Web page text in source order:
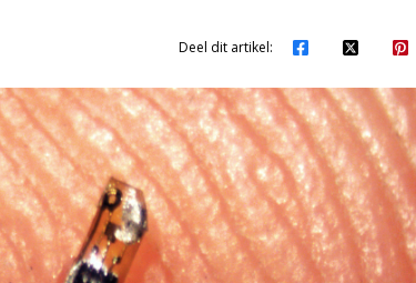
Deel dit artikel: